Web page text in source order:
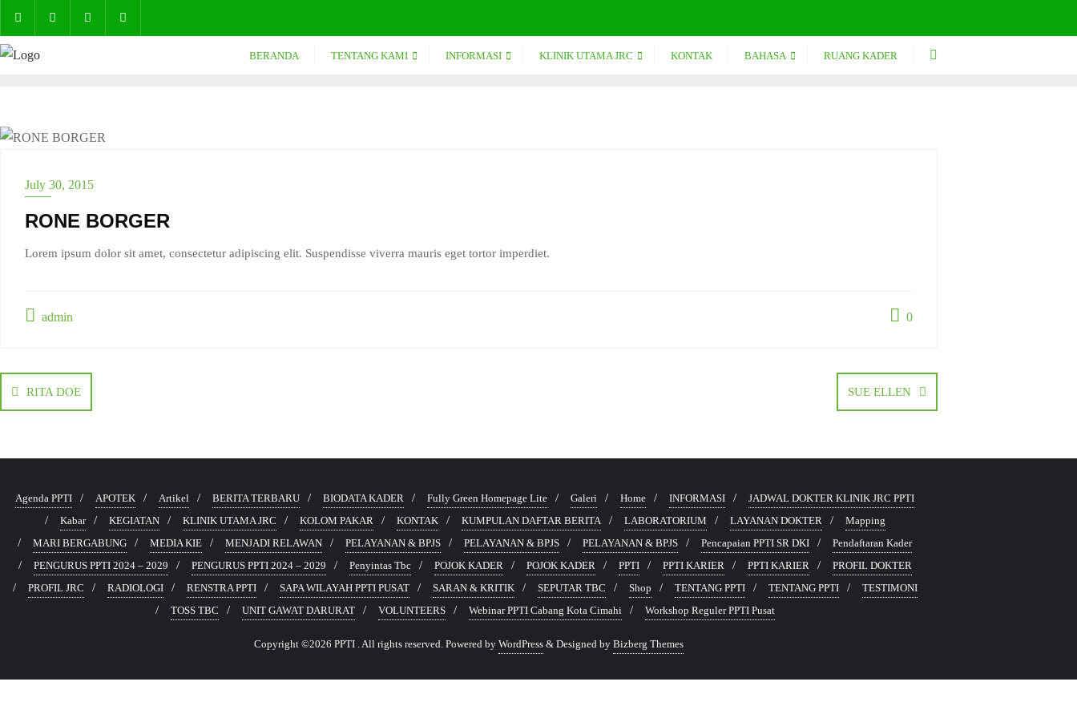
BERANDA TENTANG KAMI INFORMASI KLINIK UTAMA JRC KONTAK BAHASA RUANG KADER
July 30, 2015
RONE BORGER
Lorem ipsum dolor sit amet, consectetur adipiscing elit. Suspendisse viverra mauris eget tortor imperdiet.
admin 0
RITA DOE SUE ELLEN
Agenda PPTI APOTEK Artikel BERITA TERBARU BIODATA KADER Fully Green Homepage Lite Galeri Home INFORMASI
JADWAL DOKTER KLINIK JRC PPTI
Kabar
KEGIATAN KLINIK UTAMA JRC KOLOM PAKAR KONTAK KUMPULAN DAFTAR BERITA LABORATORIUM LAYANAN DOKTER
Mapping
MARI BERGABUNG
MEDIA KIE MENJADI RELAWAN PELAYANAN & BPJS PELAYANAN & BPJS PELAYANAN & BPJS Pencapaian PPTI SR DKI
Pendaftaran Kader
PENGURUS PPTI 2024 – 2029
PENGURUS PPTI 2024 – 2029 Penyintas Tbc POJOK KADER POJOK KADER PPTI PPTI KARIER PPTI KARIER
PROFIL DOKTER
PROFIL JRC
RADIOLOGI RENSTRA PPTI SAPA WILAYAH PPTI PUSAT SARAN & KRITIK SEPUTAR TBC Shop TENTANG PPTI TENTANG PPTI
TESTIMONI
TOSS TBC
UNIT GAWAT DARURAT VOLUNTEERS Webinar PPTI Cabang Kota Cimahi Workshop Reguler PPTI Pusat
Copyright ©2026 PPTI . All rights reserved. Powered by WordPress & Designed by Bizberg Themes